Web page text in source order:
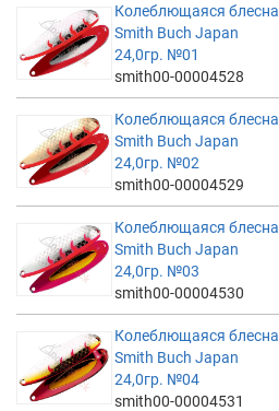
Колеблющаяся блесна
Smith Buch Japan
24,0гр. №01
smith00-00004528
Колеблющаяся блесна
Smith Buch Japan
24,0гр. №02
smith00-00004529
Колеблющаяся блесна
Smith Buch Japan
24,0гр. №03
smith00-00004530
Колеблющаяся блесна
Smith Buch Japan
24,0гр. №04
smith00-00004531